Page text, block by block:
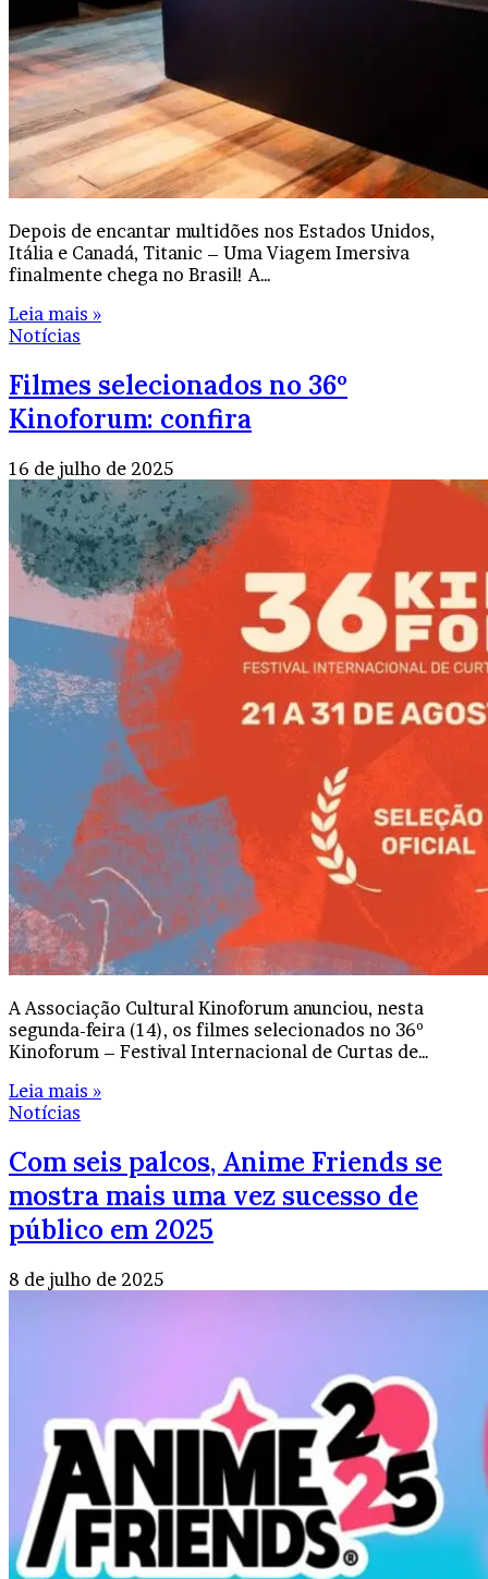
Depois de encantar multidões nos Estados Unidos,
Itália e Canadá, Titanic – Uma Viagem Imersiva
finalmente chega no Brasil! A…
Leia mais »
Notícias
Filmes selecionados no 36º
Kinoforum: confira
16 de julho de 2025
A Associação Cultural Kinoforum anunciou, nesta
segunda-feira (14), os filmes selecionados no 36º
Kinoforum – Festival Internacional de Curtas de…
Leia mais »
Notícias
Com seis palcos, Anime Friends se
mostra mais uma vez sucesso de
público em 2025
8 de julho de 2025